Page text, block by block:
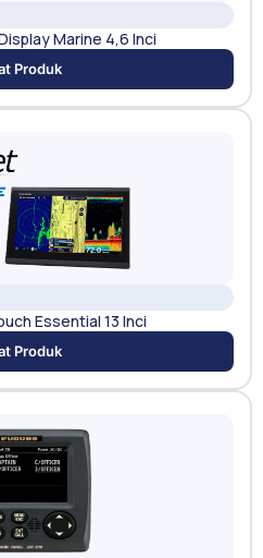
Marine 4,6 Inci
Produk
Essential 13 Inci
Produk